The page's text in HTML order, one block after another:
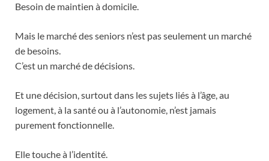
Besoin de maintien à domicile.
Mais le marché des seniors n’est pas seulement un marché
de besoins.
C’est un marché de décisions.
Et une décision, surtout dans les sujets liés à l’âge, au
logement, à la santé ou à l’autonomie, n’est jamais
purement fonctionnelle.
Elle touche à l’identité.